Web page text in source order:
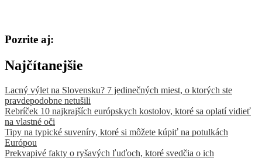
Pozrite aj:
Najčítanejšie
Lacný výlet na Slovensku? 7 jedinečných miest, o ktorých ste
pravdepodobne netušili
Rebríček 10 najkrajších európskych kostolov, ktoré sa oplatí vidieť
na vlastné oči
Tipy na typické suveníry, ktoré si môžete kúpiť na potulkách
Európou
Prekvapivé fakty o ryšavých ľuďoch, ktoré svedčia o ich